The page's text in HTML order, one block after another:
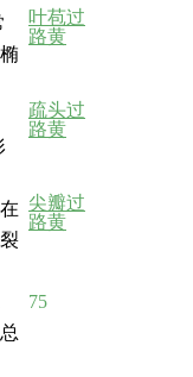
叶苞过
路黄
疏头过
路黄
尖瓣过
路黄
75